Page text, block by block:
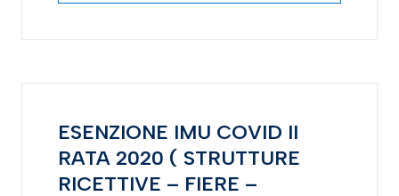
ESENZIONE IMU COVID II
RATA 2020 ( STRUTTURE
RICETTIVE – FIERE –